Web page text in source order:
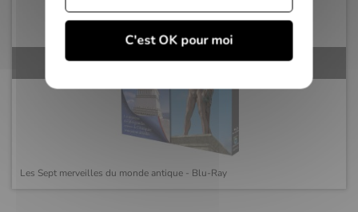
Épuisé
Les Sept merveilles du monde antique - Blu-Ray
C'est OK pour moi